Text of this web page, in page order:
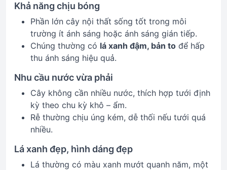
Khả năng chịu bóng
Phần lớn cây nội thất sống tốt trong môi
trường ít ánh sáng hoặc ánh sáng gián tiếp.
Chúng thường có lá xanh đậm, bản to để hấp
thu ánh sáng hiệu quả.
Nhu cầu nước vừa phải
Cây không cần nhiều nước, thích hợp tưới định
kỳ theo chu kỳ khô – ẩm.
Rễ thường chịu úng kém, dễ thối nếu tưới quá
nhiều.
Lá xanh đẹp, hình dáng đẹp
Lá thường có màu xanh mướt quanh năm, một